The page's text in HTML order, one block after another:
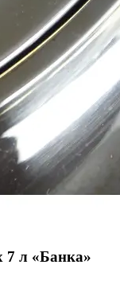
7 л «Банка»